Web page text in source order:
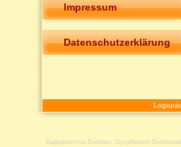
Impressum
Datenschutzerklärung
Kappazismus Dorsten Dysphonien Dortmund